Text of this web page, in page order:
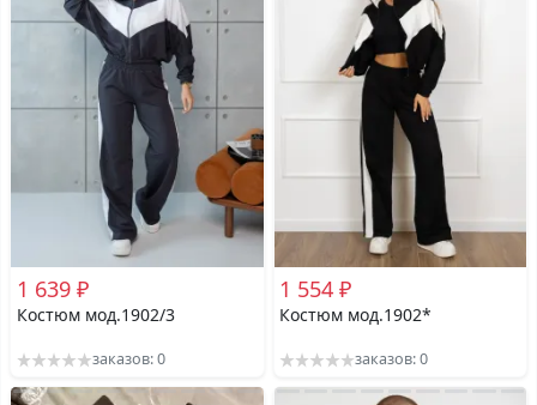
1 639 ₽
Костюм мод.1902/3
заказов: 0
1 554 ₽
Костюм мод.1902*
заказов: 0